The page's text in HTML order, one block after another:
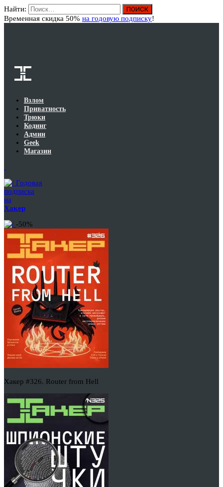
Найти:
Временная скидка 50% на годовую подписку!
Взлом
Приватность
Трюки
Кодинг
Админ
Geek
Магазин
Годовая
подписка
на
Хакер
-50%
Хакер #326. Router from Hell